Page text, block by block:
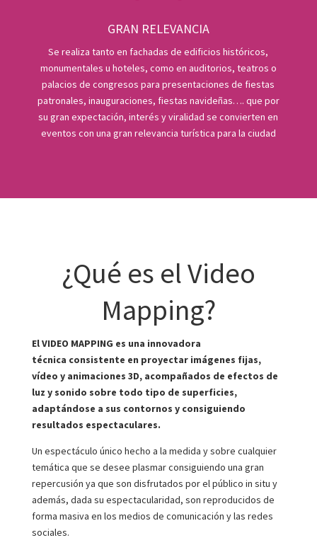
GRAN RELEVANCIA
Se realiza tanto en fachadas de edificios históricos,
monumentales u hoteles, como en auditorios, teatros o
palacios de congresos para presentaciones de fiestas
patronales, inauguraciones, fiestas navideñas…. que por
su gran expectación, interés y viralidad se convierten en
eventos con una gran relevancia turística para la ciudad
¿Qué es el Video
Mapping?
El VIDEO MAPPING es una innovadora
técnica consistente en proyectar imágenes fijas,
vídeo y animaciones 3D, acompañados de efectos de
luz y sonido sobre todo tipo de superficies,
adaptándose a sus contornos y consiguiendo
resultados espectaculares.
Un espectáculo único hecho a la medida y sobre cualquier
temática que se desee plasmar consiguiendo una gran
repercusión ya que son disfrutados por el público in situ y
además, dada su espectacularidad, son reproducidos de
forma masiva en los medios de comunicación y las redes
sociales.